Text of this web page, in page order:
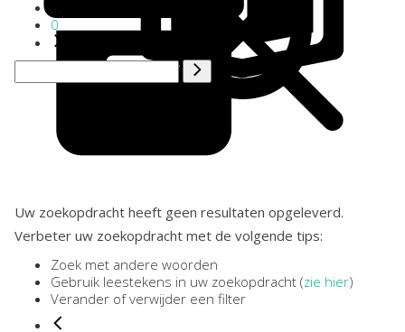
0
Uw zoekopdracht heeft geen resultaten opgeleverd.
Verbeter uw zoekopdracht met de volgende tips:
Zoek met andere woorden
Gebruik leestekens in uw zoekopdracht (zie hier)
Verander of verwijder een filter